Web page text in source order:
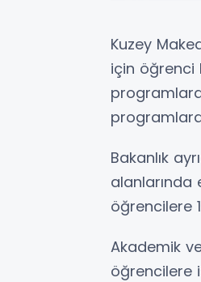
Kuzey
için öğrenci
programlara
Bakanlık
öğrencilere
Akademik
öğrencilere